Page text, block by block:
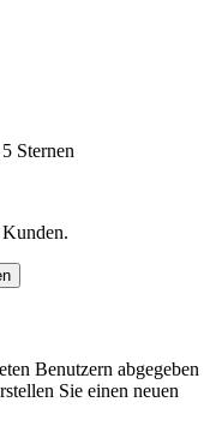
Sternen
Benutzern abgegeben
Sie einen neuen